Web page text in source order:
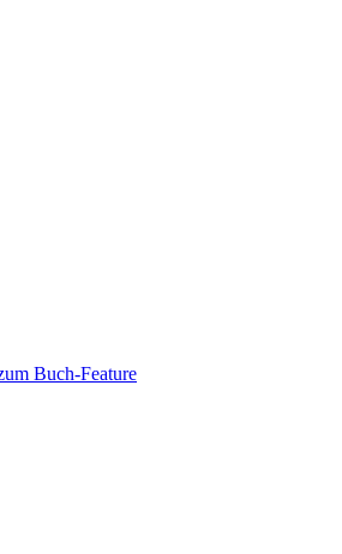
Buch-Feature